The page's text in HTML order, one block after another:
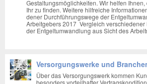
Gestal­tungs­mög­lich­kei­ten. Wir hel­fen
Ihr zu fin­den. Wei­tere hilf­rei­che
de­ner Durch­füh­rungs­we­ge der
Arbeit­ge­bers 2017 Ver­gleich ver­schie­de­ner
der Ent­gelt­um­wand­lung aus Sicht des
Versorgungswerke und
Über das Ver­sor­gungs­werk kom­men
beson­ders vor­teil­haf­ter